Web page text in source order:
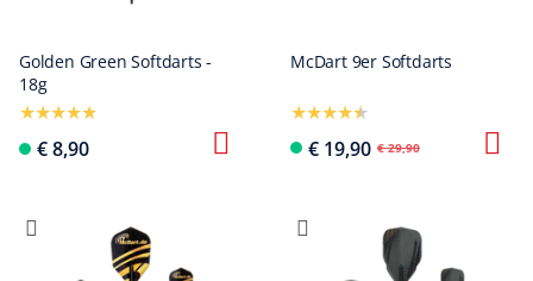
Golden Green Softdarts -
18g
€ 8,90
McDart 9er Softdarts
€ 19,90 € 29,90